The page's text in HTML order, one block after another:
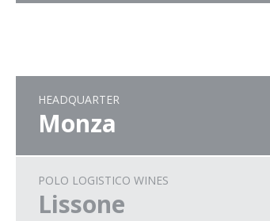
HEADQUARTER
Monza
POLO LOGISTICO WINES
Lissone